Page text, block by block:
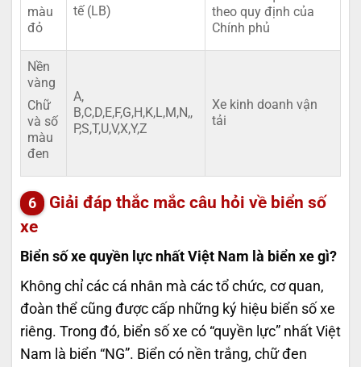
màu
đỏ
tế (LB)
theo quy định của
Chính phủ
Nền
vàng
Chữ
và số
màu
đen
A,
B,C,D,E,F,G,H,K,L,M,N,,
P,S,T,U,V,X,Y,Z
Xe kinh doanh vận
tải
Giải đáp thắc mắc câu hỏi về biển số
xe
Biển số xe quyền lực nhất Việt Nam là biển xe gì?
Không chỉ các cá nhân mà các tổ chức, cơ quan,
đoàn thể cũng được cấp những ký hiệu biển số xe
riêng. Trong đó, biển số xe có “quyền lực” nhất Việt
Nam là biển “NG”. Biển có nền trắng, chữ đen